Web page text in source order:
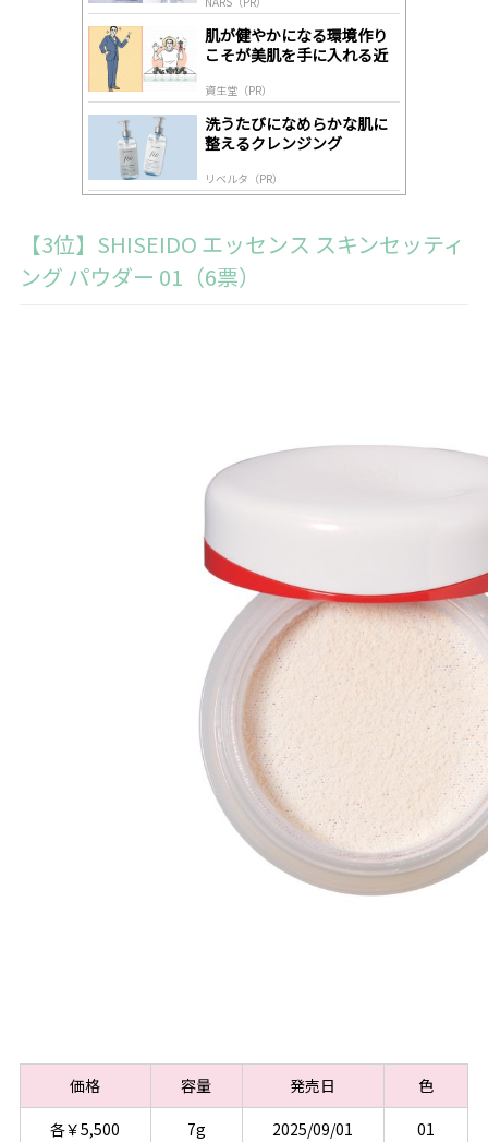
肌が健やかになる環境作り
こそが美肌を手に入れる近
資生堂（PR）
洗うたびになめらかな肌に
整えるクレンジング
リベルタ（PR）
【3位】SHISEIDO エッセンス スキンセッティ
ング パウダー 01（6票）
価格 容量 発売日
色
各￥5,500
7g 2025/09/01 01